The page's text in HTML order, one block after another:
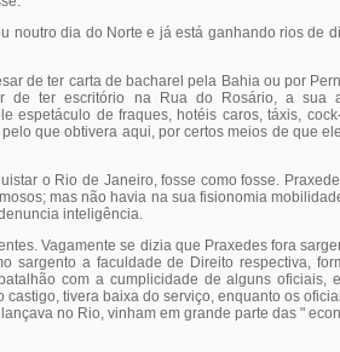
noutro dia do Norte e já está ganhando rios de
de ter carta de bacharel pela Bahia ou por
de ter escritório na Rua do Rosário, a sua
espetáculo de fraques, hotéis caros, táxis,
que obtivera aqui, por certos meios de que
o Rio de Janeiro, fosse como fosse.
mas não havia na sua fisionomia
inteligência.
Vagamente se dizia que Praxedes fora
sargento a faculdade de Direito respectiva,
com a cumplicidade de alguns oficiais,
tivera baixa do serviço, enquanto os
no Rio, vinham em grande parte das "